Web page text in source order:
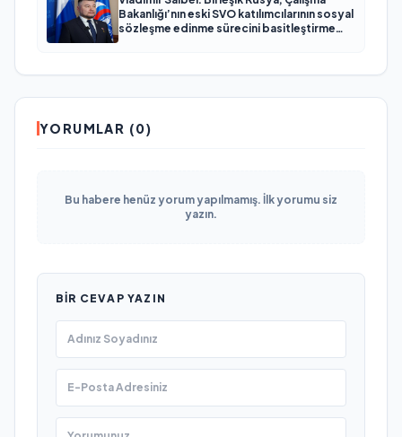
Bakanlığı’nın eski SVO katılımcılarının sosyal
sözleşme edinme sürecini basitleştirme
YORUMLAR (0)
Bu habere henüz yorum yapılmamış. İlk yorumu siz
yazın.
BIR CEVAP YAZIN